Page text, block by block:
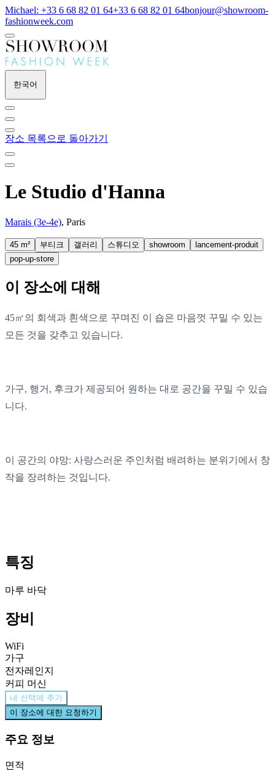
Michael: +33 6 68 82 01 64+33 6 68 82 01 64bonjour@showroom-
fashionweek.com
한국어
장소 목록으로 돌아가기
Le Studio d'Hanna
Marais (3e-4e), Paris
45 m² 부티크 갤러리 스튜디오 showroom
lancement-produit
pop-up-store
이 장소에 대해
45㎡의 회색과 흰색으로 꾸며진 이 숍은 마음껏 꾸밀 수 있는
모든 것을 갖추고 있습니다.
가구, 행거, 후크가 제공되어 원하는 대로 공간을 꾸밀 수 있습
니다.
이 공간의 야망: 사랑스러운 주인처럼 배려하는 분위기에서 창
작을 장려하는 것입니다.
특징
마루 바닥
장비
WiFi
가구
전자레인지
커피 머신
내 선택에 추가
이 장소에 대한 요청하기
주요 정보
면적